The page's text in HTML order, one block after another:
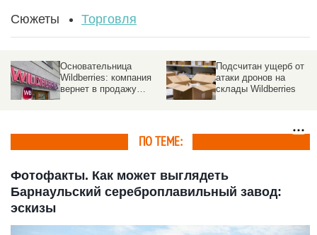
Сюжеты Торговля
Основательница
Wildberries: компания
вернет в продажу
Подсчитан ущерб от
атаки дронов на
склады Wildberries
ПО ТЕМЕ:
Фотофакты. Как может выглядеть
Барнаульский сереброплавильный завод:
эскизы